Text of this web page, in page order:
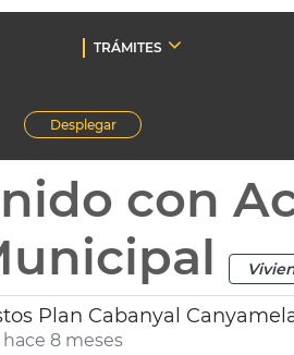
TRÁMITES
Desplegar
con
Plan Cabanyal
8 meses